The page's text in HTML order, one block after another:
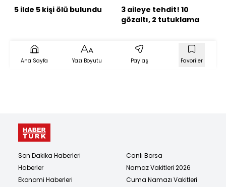
5 ilde 5 kişi ölü bulundu
3 aileye tehdit! 10
gözaltı, 2 tutuklama
Ana Sayfa Yazı Boyutu Paylaş Favoriler
Son Dakika Haberleri
Haberler
Ekonomi Haberleri
Canlı Borsa
Namaz Vakitleri 2026
Cuma Namazı Vakitleri